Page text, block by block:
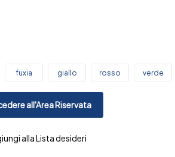
fuxia giallo rosso verde
all'Area Riservata
alla Lista desideri